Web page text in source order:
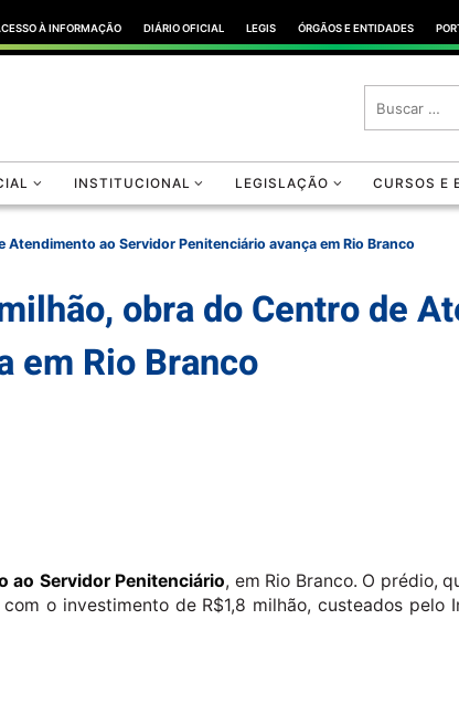
À INFORMAÇÃO DIÁRIO OFICIAL LEGIS ÓRGÃOS E ENTIDADES
SEARCH
INSTITUCIONAL LEGISLAÇÃO CURSOS E
ao Servidor Penitenciário avança em Rio Branco
obra do Centro de
em Rio Branco
ao Servidor Penitenciário, em Rio Branco. O prédio,
o investimento de R$1,8 milhão, custeados